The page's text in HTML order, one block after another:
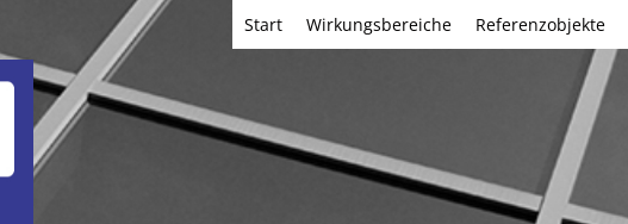
Start Wirkungsbereiche Referenzobjekte